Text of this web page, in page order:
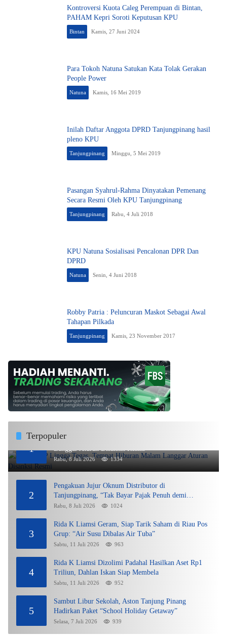
Kontroversi Kuota Caleg Perempuan di Bintan,
PAHAM Kepri Soroti Keputusan KPU
Bintan Kamis, 27 Juni 2024
Para Tokoh Natuna Satukan Kata Tolak Gerakan
People Power
Natuna Kamis, 16 Mei 2019
Inilah Daftar Anggota DPRD Tanjungpinang hasil
pleno KPU
Tanjungpinang Minggu, 5 Mei 2019
Pasangan Syahrul-Rahma Dinyatakan Pemenang
Secara Resmi Oleh KPU Tanjungpinang
Tanjungpinang Rabu, 4 Juli 2018
KPU Natuna Sosialisasi Pencalonan DPR Dan
DPRD
Natuna Senin, 4 Juni 2018
Robby Patria : Peluncuran Maskot Sebagai Awal
Tahapan Pilkada
Tanjungpinang Kamis, 23 November 2017
Terpopuler
1
DPMPTSP Lingga Tegas, Tempat Hiburan Malam
Langgar Aturan Disanksi Resmi
Rabu, 8 Juli 2026 1334
2
Pengakuan Jujur Oknum Distributor di
Tanjungpinang, “Tak Bayar Pajak Penuh demi
Untung”
Rabu, 8 Juli 2026 1024
3
Rida K Liamsi Geram, Siap Tarik Saham di Riau Pos
Grup: “Air Susu Dibalas Air Tuba”
Sabtu, 11 Juli 2026 963
4
Rida K Liamsi Dizolimi Padahal Hasilkan Aset Rp1
Triliun, Dahlan Iskan Siap Membela
Sabtu, 11 Juli 2026 952
5
Sambut Libur Sekolah, Aston Tanjung Pinang
Hadirkan Paket “School Holiday Getaway”
Selasa, 7 Juli 2026 939